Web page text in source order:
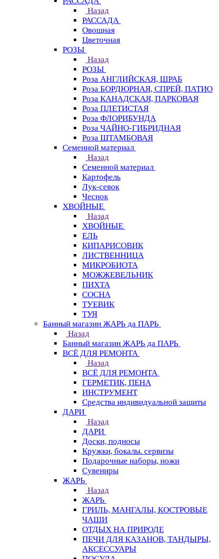
Назад
РАССАДА
Овощная
Цветочная
РОЗЫ
Назад
РОЗЫ
Роза АНГЛИЙСКАЯ, ШРАБ
Роза БОРДЮРНАЯ, СПРЕЙ, ПАТИО
Роза КАНАДСКАЯ, ПАРКОВАЯ
Роза ПЛЕТИСТАЯ
Роза ФЛОРИБУНДА
Роза ЧАЙНО-ГИБРИДНАЯ
Роза ШТАМБОВАЯ
Семенной материал
Назад
Семенной материал
Картофель
Лук-севок
Чеснок
ХВОЙНЫЕ
Назад
ХВОЙНЫЕ
ЕЛЬ
КИПАРИСОВИК
ЛИСТВЕННИЦА
МИКРОБИОТА
МОЖЖЕВЕЛЬНИК
ПИХТА
СОСНА
ТУЕВИК
ТУЯ
Банный магазин ЖАРЬ да ПАРЬ
Назад
Банный магазин ЖАРЬ да ПАРЬ
ВСЁ ДЛЯ РЕМОНТА
Назад
ВСЁ ДЛЯ РЕМОНТА
ГЕРМЕТИК, ПЕНА
ИНСТРУМЕНТ
Средства индивидуальной защиты
ДАРИ
Назад
ДАРИ
Доски, подносы
Кружки, бокалы. сервизы
Подарочные наборы, ножи
Сувениры
ЖАРЬ
Назад
ЖАРЬ
ГРИЛЬ, МАНГАЛЫ, КОСТРОВЫЕ
ЧАШИ
ОТДЫХ НА ПРИРОДЕ
ПЕЧИ ДЛЯ КАЗАНОВ, ТАНДЫРЫ,
АКСЕССУАРЫ